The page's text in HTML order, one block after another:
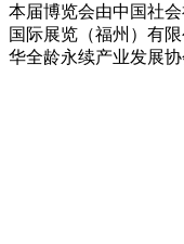
本届博览会由中国社
国际展览（福州）有
华全龄永续产业发展